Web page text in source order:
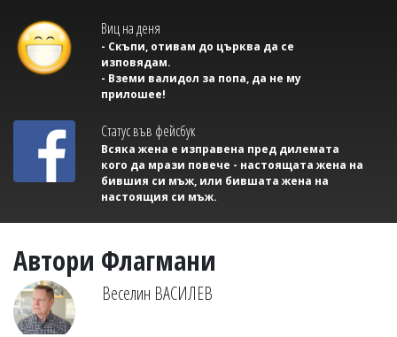
Виц на деня
- Скъпи, отивам до църква да се
изповядам.
- Вземи валидол за попа, да не му
прилошее!
Статус във фейсбук
Всяка жена е изправена пред дилемата
кого да мрази повече - настоящата жена на
бившия си мъж, или бившата жена на
настоящия си мъж.
Автори Флагмани
Веселин ВАСИЛЕВ